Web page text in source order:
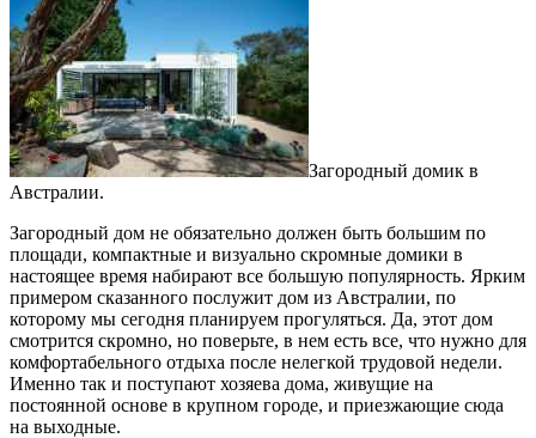
Загородный домик в
Австралии.
Загородный дом не обязательно должен быть большим по
площади, компактные и визуально скромные домики в
настоящее время набирают все большую популярность. Ярким
примером сказанного послужит дом из Австралии, по
которому мы сегодня планируем прогуляться. Да, этот дом
смотрится скромно, но поверьте, в нем есть все, что нужно для
комфортабельного отдыха после нелегкой трудовой недели.
Именно так и поступают хозяева дома, живущие на
постоянной основе в крупном городе, и приезжающие сюда
на выходные.